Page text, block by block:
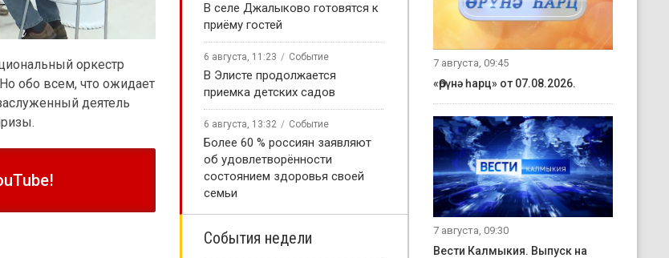
оркестр
обо всем, что ожидает
деятель
В селе Джалыково готовятся к
приёму гостей
6 августа, 11:23 Событие
В Элисте продолжается
приемка детских садов
6 августа, 13:32 Событие
Более 60 % россиян заявляют
об удовлетворённости
состоянием здоровья своей
семьи
События недели
7 августа, 09:45
«Өрүнә һарц» от 07.08.2026.
7 августа, 09:30
Вести Калмыкия. Выпуск на